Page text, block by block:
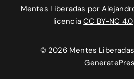
Mentes Liberadas por
licenciaCC BY-NC 4.0
© 2026 Mentes Liberadas